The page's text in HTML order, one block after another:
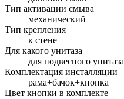
Тип активации смыва
механический
Тип крепления
к стене
Для какого унитаза
для подвесного унитаза
Комплектация инсталляции
рама+бачок+кнопка
Цвет кнопки в комплекте